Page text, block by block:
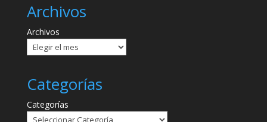
Archivos
Archivos
Categorías
Categorías